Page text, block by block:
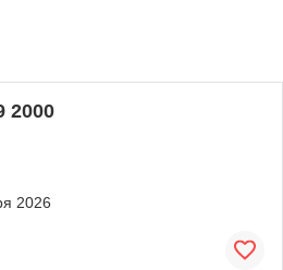
2000
2026